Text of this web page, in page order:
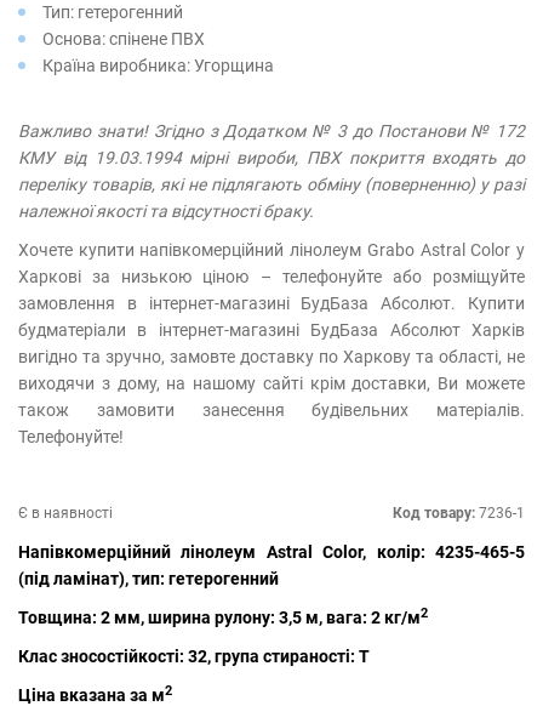
Тип: гетерогенний
Основа: спінене ПВХ
Країна виробника: Угорщина
Важливо знати! Згідно з Додатком № 3 до Постанови № 172
КМУ від 19.03.1994 мірні вироби, ПВХ покриття входять до
переліку товарів, які не підлягають обміну (поверненню) у разі
належної якості та відсутності браку.
Хочете купити напівкомерційний лінолеум Grabo Astral Color у
Харкові за низькою ціною – телефонуйте або розміщуйте
замовлення в інтернет-магазині БудБаза Абсолют. Купити
будматеріали в інтернет-магазині БудБаза Абсолют Харків
вигідно та зручно, замовте доставку по Харкову та області, не
виходячи з дому, на нашому сайті крім доставки, Ви можете
також замовити занесення будівельних матеріалів.
Телефонуйте!
Є в наявності Код товару: 7236-1
Напівкомерційний лінолеум Astral Color, колір: 4235-465-5
(під ламінат), тип: гетерогенний
Товщина: 2 мм, ширина рулону: 3,5 м, вага: 2 кг/м2
Клас зносостійкості: 32, група стираності: T
Ціна вказана за м2